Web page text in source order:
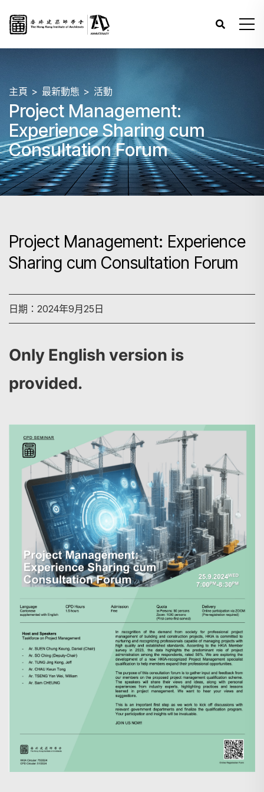
搜尋
主頁 最新動態 活動
Project Management:
Experience Sharing cum
Consultation Forum
Project Management: Experience
Sharing cum Consultation Forum
日期：2024年9月25日
Only English version is
provided.